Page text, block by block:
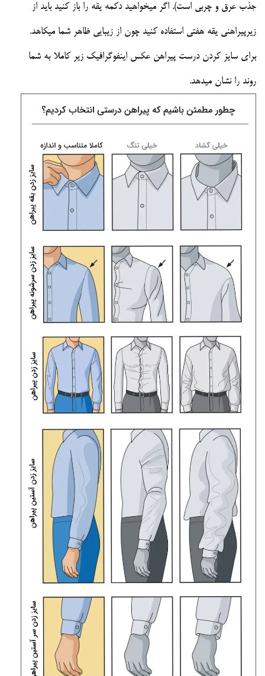
جذب عرق و چربی است). اگر میخواهید دکمه یقه را باز کنید باید از
زیرپیراهنی یقه هفتی استفاده کنید چون از زیبایی ظاهر شما میکاهد.
برای سایز کردن درست پیراهن عکس اینفوگرافیک زیر کاملا به شما
روند را نشان میدهد.